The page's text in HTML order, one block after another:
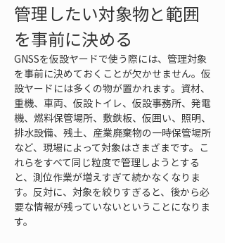
管理したい対象物と範囲
を事前に決める
GNSSを仮設ヤードで使う際には、管理対象
を事前に決めておくことが欠かせません。仮
設ヤードには多くの物が置かれます。資材、
重機、車両、仮設トイレ、仮設事務所、発電
機、燃料保管場所、敷鉄板、仮囲い、照明、
排水設備、残土、産業廃棄物の一時保管場所
など、現場によって対象はさまざまです。こ
れらをすべて同じ粒度で管理しようとする
と、測位作業が増えすぎて続かなくなりま
す。反対に、対象を絞りすぎると、後から必
要な情報が残っていないということになりま
す。